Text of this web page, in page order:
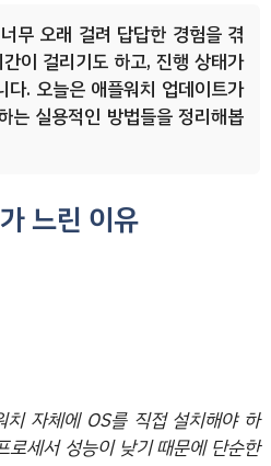
무 오래 걸려 답답한 경험을 겪
이 걸리기도 하고, 진행 상태가
다. 오늘은 애플워치 업데이트가
는 실용적인 방법들을 정리해봅
느린 이유
치 자체에 OS를 직접 설치해야 하
로세서 성능이 낮기 때문에 단순한